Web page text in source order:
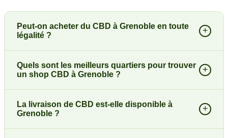
Peut-on acheter du CBD à Grenoble en toute
légalité ?
+
Quels sont les meilleurs quartiers pour trouver
un shop CBD à Grenoble ?
+
La livraison de CBD est-elle disponible à
Grenoble ?
+